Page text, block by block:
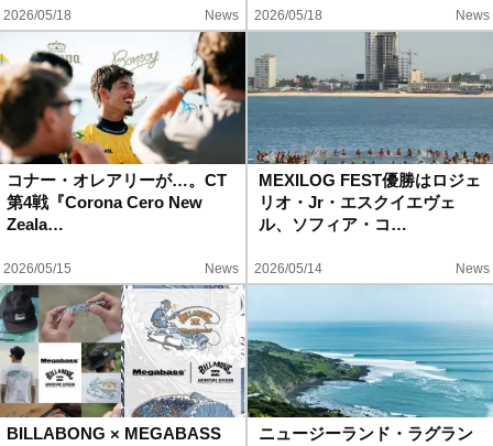
2026/05/18 News 2026/05/18 News
コナー・オレアリーが…。CT
第4戦『Corona Cero New
Zeala…
2026/05/15 News
MEXILOG FEST優勝はロジェ
リオ・Jr・エスクイエヴェ
ル、ソフィア・コ…
2026/05/14 News
BILLABONG × MEGABASS
ニュージーランド・ラグラン